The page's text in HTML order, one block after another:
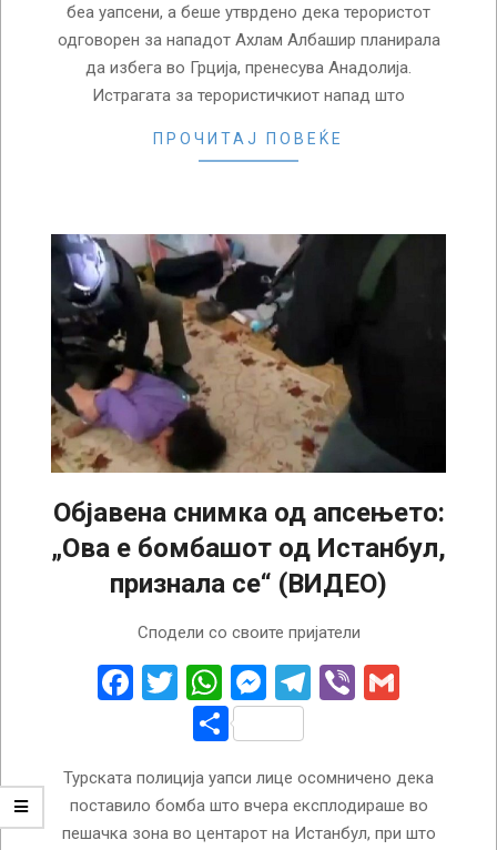
беа уапсени, а беше утврдено дека терористот
одговорен за нападот Ахлам Албашир планиралa
да избега во Грција, пренесува Анадолија.
Истрагата за терористичкиот напад што
ПРОЧИТАЈ ПОВЕЌЕ
Објавена снимка од апсењето:
„Ова е бомбашот од Истанбул,
признала се“ (ВИДЕО)
Сподели со своите пријатели
Facebook
Twitter
WhatsApp
Messenger
Telegram
Viber
Share
Турската полиција уапси лице осомничено дека
поставило бомба што вчера експлодираше во
пешачка зона во центарот на Истанбул, при што